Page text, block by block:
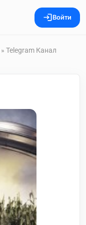
Войти
» Telegram Канал